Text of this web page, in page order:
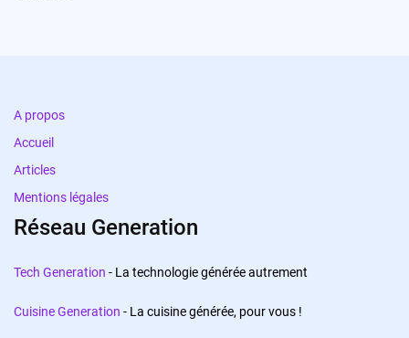
A propos
Accueil
Articles
Mentions légales
Réseau Generation
Tech Generation - La technologie générée autrement
Cuisine Generation - La cuisine générée, pour vous !